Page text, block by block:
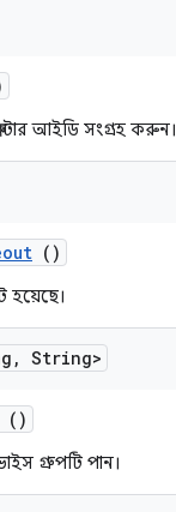
আইডি সংগ্রহ করুন।
()
হয়েছে।
, String>
()
গ্রুপটি পান।